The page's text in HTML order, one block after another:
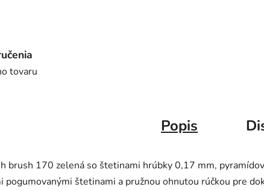
tovaru
Popis
brush 170 zelená so štetinami hrúbky 0,17 mm,
pogumovanými štetinami a pružnou ohnutou rúčkou pre